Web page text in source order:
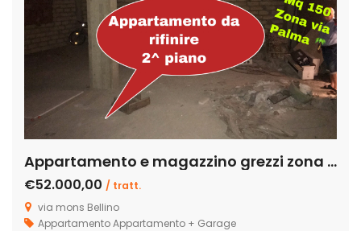
Appartamento e magazzino grezzi zona via palma
€52.000,00 / tratt.
via mons Bellino
AppartamentoAppartamento + Garage